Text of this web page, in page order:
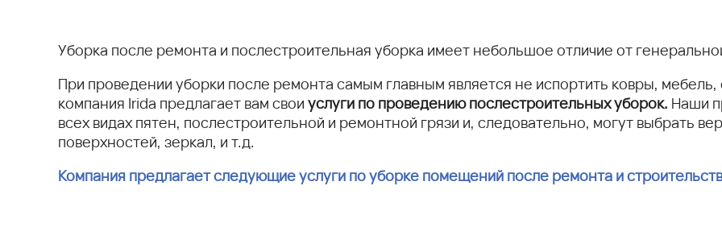
Уборка после ремонта и послестроительная уборка имеет небольшое отличие от
При проведении уборки после ремонта самым главным является не испортить ковры,
компания Irida предлагает вам свои услуги по проведению послестроительных уборок. Наши
всех видах пятен, послестроительной и ремонтной грязи и, следовательно, могут выбрать
поверхностей, зеркал, и т.д.
Компания предлагает следующие услуги по уборке помещений после ремонта и